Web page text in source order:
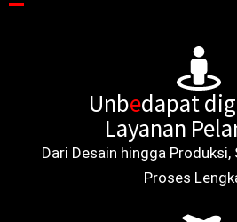
Unbedapat
Layanan
Dari Desain hingga
Proses